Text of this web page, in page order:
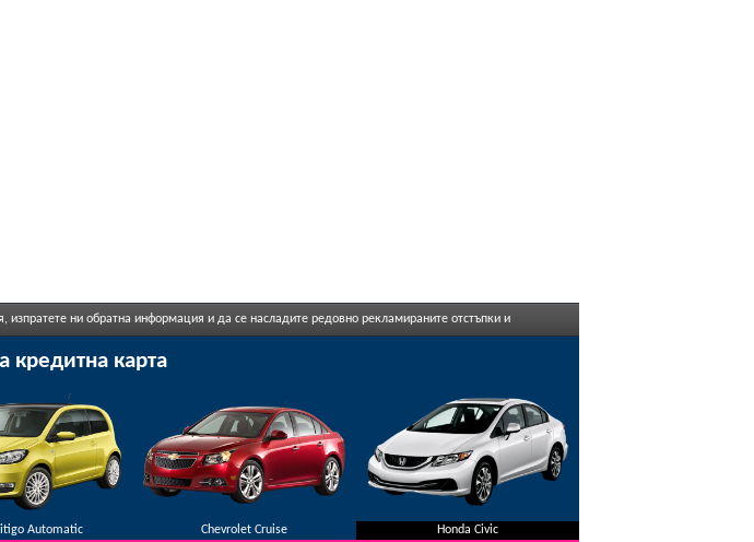
изпратете ни обратна информация и да се насладите редовно рекламираните отстъпки и
кредитна карта
Automatic Chevrolet Cruise Honda Civic